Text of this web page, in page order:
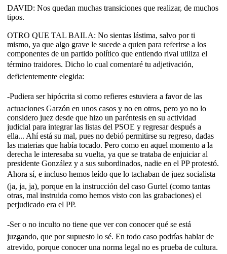
DAVID: Nos quedan muchas transiciones que realizar, de muchos
tipos.
OTRO QUE TAL BAILA: No sientas lástima, salvo por ti
mismo, ya que algo grave le sucede a quien para referirse a los
componentes de un partido político que entiendo rival utiliza el
término traidores. Dicho lo cual comentaré tu adjetivación,
deficientemente elegida:
-Pudiera ser hipócrita si como refieres estuviera a favor de las
actuaciones Garzón en unos casos y no en otros, pero yo no lo
considero juez desde que hizo un paréntesis en su actividad
judicial para integrar las listas del PSOE y regresar después a
ella... Ahí está su mal, pues no debió permitirse su regreso, dadas
las materias que había tocado. Pero como en aquel momento a la
derecha le interesaba su vuelta, ya que se trataba de enjuiciar al
presidente González y a sus subordinados, nadie en el PP protestó.
Ahora sí, e incluso hemos leído que lo tachaban de juez socialista
(ja, ja, ja), porque en la instrucción del caso Gurtel (como tantas
otras, mal instruida como hemos visto con las grabaciones) el
perjudicado era el PP.
-Ser o no inculto no tiene que ver con conocer qué se está
juzgando, que por supuesto lo sé. En todo caso podrías hablar de
atrevido, porque conocer una norma legal no es prueba de cultura.